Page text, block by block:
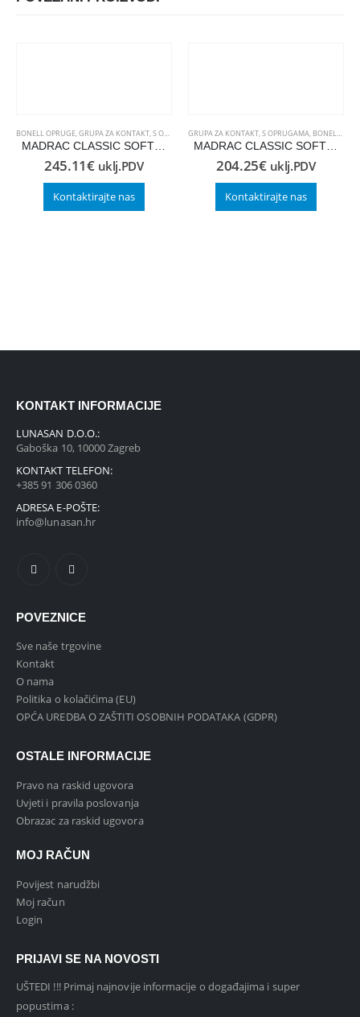
BONELL OPRUGE,GRUPA ZA KONTAKT,S OPRUGAMA
MADRAC CLASSIC SOFT 80×220
245.11€ uklj.PDV
Kontaktirajte nas
GRUPA ZA KONTAKT,S OPRUGAMA, BONELL OPRUGE
MADRAC CLASSIC SOFT 80×200
204.25€ uklj.PDV
Kontaktirajte nas
KONTAKT INFORMACIJE
LUNASAN D.O.O.:
Gaboška 10, 10000 Zagreb
KONTAKT TELEFON:
+385 91 306 0360
ADRESA E-POŠTE:
info@lunasan.hr
POVEZNICE
Sve naše trgovine
Kontakt
O nama
Politika o kolačićima (EU)
OPĆA UREDBA O ZAŠTITI OSOBNIH PODATAKA (GDPR)
OSTALE INFORMACIJE
Pravo na raskid ugovora
Uvjeti i pravila poslovanja
Obrazac za raskid ugovora
MOJ RAČUN
Povijest narudžbi
Moj račun
Login
PRIJAVI SE NA NOVOSTI
UŠTEDI !!! Primaj najnovije informacije o događajima i super
popustima :